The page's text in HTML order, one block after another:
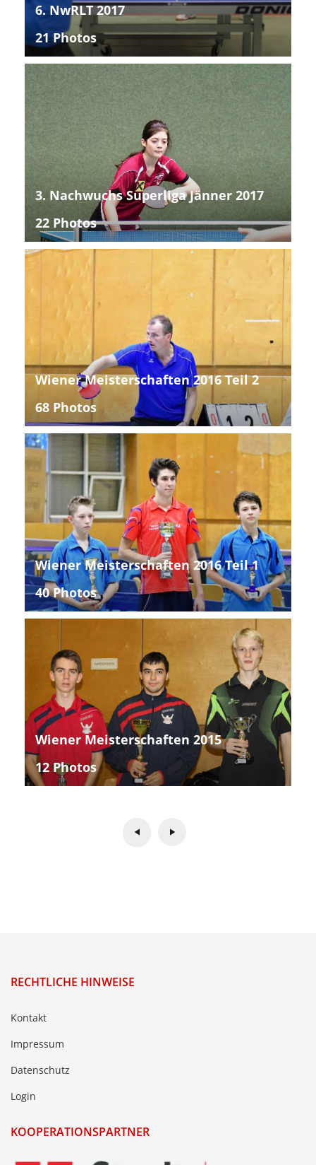
6. NwRLT 2017
21 Photos
3. Nachwuchs Superliga Jänner 2017
22 Photos
Wiener Meisterschaften 2016 Teil 2
68 Photos
Wiener Meisterschaften 2016 Teil 1
40 Photos
Wiener Meisterschaften 2015
12 Photos
RECHTLICHE HINWEISE
Kontakt
Impressum
Datenschutz
Login
KOOPERATIONSPARTNER